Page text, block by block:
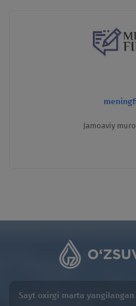
Jamoaviy
Sayt oxirgi marta yangilangan